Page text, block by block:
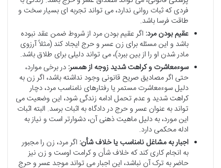
فردی که ثبات روانی ندارد، می تواند تجربه ای بسیار سخت و
طاقت فرسا باشد.
عقیم بودن مرد: اگر عقیم بودن مرد از شروط ضمن عقد نبوده
باشد و این مسئله برای زن عسر و حرج ایجاد کند (مثلاً آرزوی
مادر شدن او را از بین ببرد)، می تواند دلیلی برای طلاق باشد.
سوءمعاشرت و کراهت شدید زوجه از همسر: در برخی موارد،
حتی اگر مصادیق صریح قانونی وجود نداشته باشد، اگر زن به
دلیل سوءمعاشرت مستمر یا رفتارهای نامناسب مرد، دچار
کراهت شدید و عدم تحمل ادامه زندگی شود، این وضعیت می
تواند به عنوان عسر و حرج در دادگاه به اثبات برسد. البته اثبات
این مورد، به دلیل ماهیت ذهنی آن، دشوارتر است و نیاز به
ادله محکمی دارد.
اجبار به مشاغل نامناسب یا خلاف شأن: اگر مرد، زن را مجبور
به انجام کاری کند که خلاف شأن و کرامت اوست و زن نیز
حاضر به ترک آن نباشد، این اجبار می تواند موجد عسر و حرج